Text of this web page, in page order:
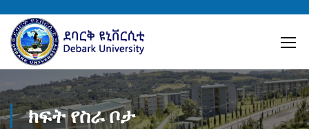
ክፍት የስራ ቦታ